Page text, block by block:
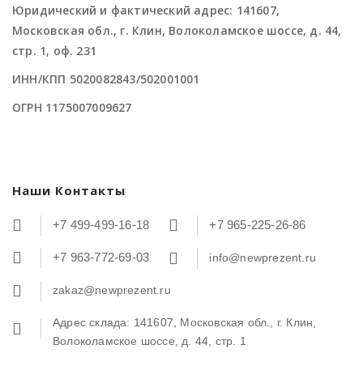
Юридический и фактический адрес: 141607,
Московская обл., г. Клин, Волоколамское шоссе, д. 44,
стр. 1, оф. 231
ИНН/КПП 5020082843/502001001
ОГРН 1175007009627
Наши Контакты
+7 499-499-16-18 +7 965-225-26-86
+7 963-772-69-03 info@newprezent.ru
zakaz@newprezent.ru
Адрес склада: 141607, Московская обл., г. Клин,
Волоколамское шоссе, д. 44, стр. 1